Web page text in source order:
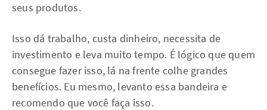
seus produtos.
Isso dá trabalho, custa dinheiro, necessita de
investimento e leva muito tempo. É lógico que quem
consegue fazer isso, lá na frente colhe grandes
benefícios. Eu mesmo, levanto essa bandeira e
recomendo que você faça isso.